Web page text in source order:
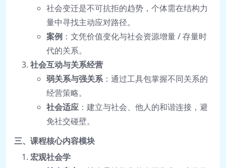
社会变迁是不可抗拒的趋势，个体需在结构力
量中寻找主动应对路径。
案例 ：文凭价值变化与社会资源增量 / 存量时
代的关系。
社会互动与关系经营
弱关系与强关系：通过工具包掌握不同关系的
经营策略。
社会适应 ：建立与社会、他人的和谐连接，避
免社交碰壁。
三、课程核心内容模块
宏观社会学